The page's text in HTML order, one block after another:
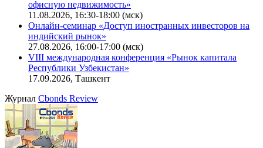
Ближайшие конференцииCbonds Congress
Онлайн-семинар «Новый стандарт инвестиций в
офисную недвижимость»
11.08.2026, 16:30-18:00 (мск)
Онлайн-семинар «Доступ иностранных инвесторов на
индийский рынок»
VIII международная конференция «Рынок капитала
Республики Узбекистан»
17.09.2026, Ташкент
ЖурналCbonds Review